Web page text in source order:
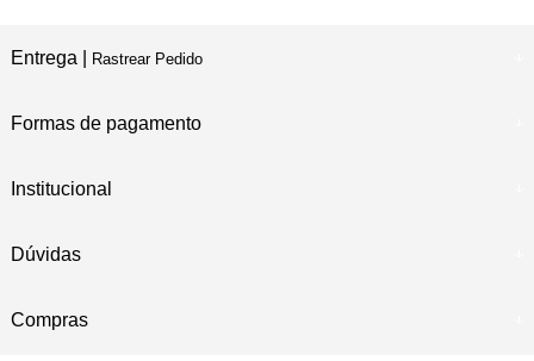
Entrega | Rastrear Pedido
Formas de pagamento
Institucional
Dúvidas
Compras